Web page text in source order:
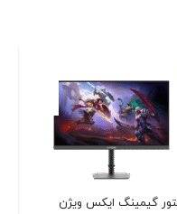
گیمینگ ایکس ویژن